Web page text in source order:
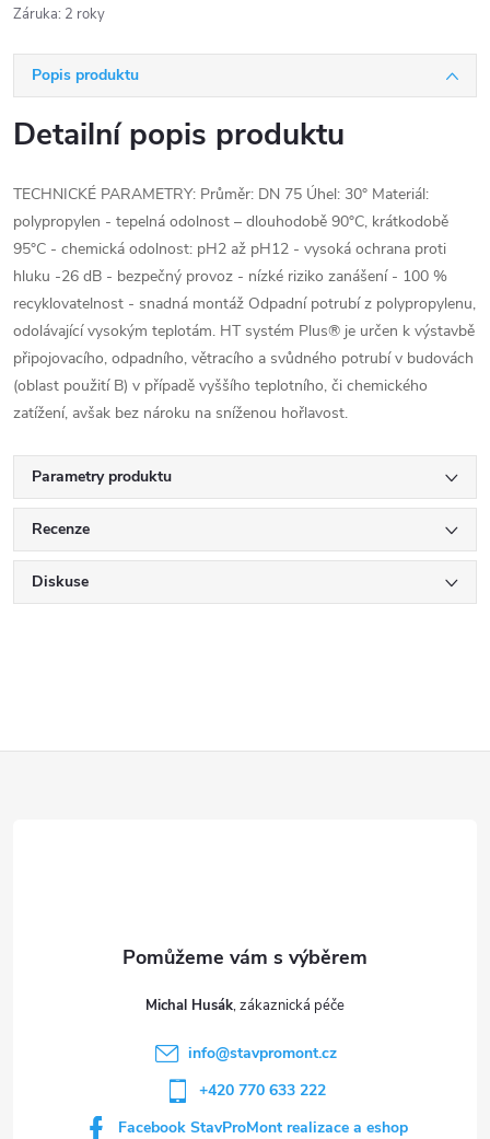
Záruka: 2 roky
Popis produktu
Detailní popis produktu
TECHNICKÉ PARAMETRY: Průměr: DN 75 Úhel: 30° Materiál:
polypropylen - tepelná odolnost – dlouhodobě 90°C, krátkodobě
95°C - chemická odolnost: pH2 až pH12 - vysoká ochrana proti
hluku -26 dB - bezpečný provoz - nízké riziko zanášení - 100 %
recyklovatelnost - snadná montáž Odpadní potrubí z polypropylenu,
odolávající vysokým teplotám. HT systém Plus® je určen k výstavbě
připojovacího, odpadního, větracího a svůdného potrubí v budovách
(oblast použití B) v případě vyššího teplotního, či chemického
zatížení, avšak bez nároku na sníženou hořlavost.
Parametry produktu
Recenze
Diskuse
Michal Husák
info@stavpromont.cz
+420 770 633 222
Facebook StavProMont realizace a eshop